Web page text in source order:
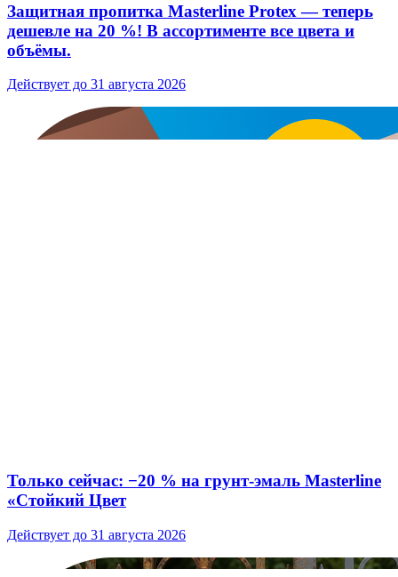
Защитная пропитка Masterline Protex — теперь
дешевле на 20 %! В ассортименте все цвета и
объёмы.
Действует до 31 августа 2026
Только сейчас: −20 % на грунт‑эмаль Masterline
«Стойкий Цвет
Действует до 31 августа 2026